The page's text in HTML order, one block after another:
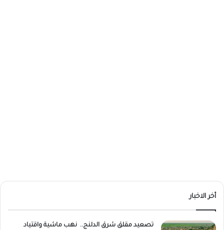
أخر الاخبار
تصعيد مقلق شرق الدلنج.. نهب ماشية واقتياد